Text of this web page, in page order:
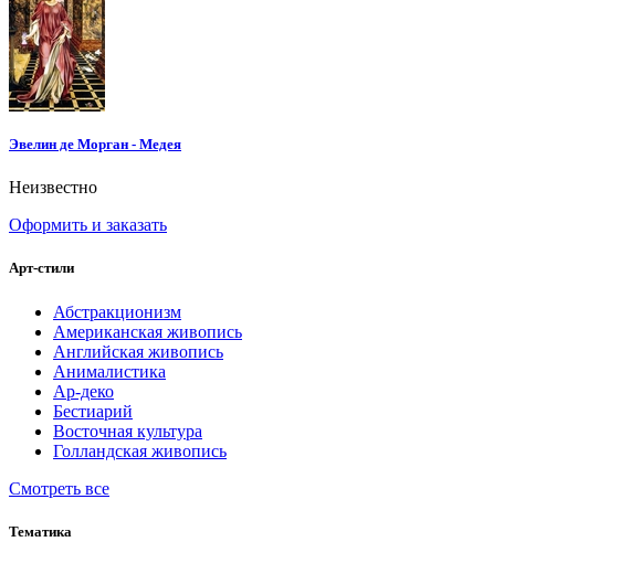
Эвелин де Морган - Медея
Неизвестно
Оформить и заказать
Арт-стили
Абстракционизм
Американская живопись
Английская живопись
Анималистика
Ар-деко
Бестиарий
Восточная культура
Голландская живопись
Смотреть все
Тематика